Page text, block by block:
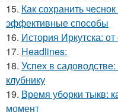
15. Как сохранить
эффективные способы
16. История Иркутска:
17. Headlines:
18. Успех в
клубнику
19. Время уборки тыкв:
момент